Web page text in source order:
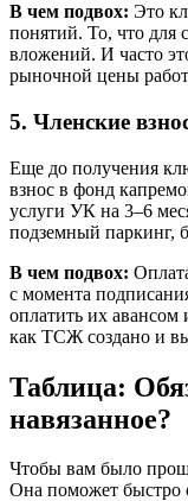
В чем подвох: Это
понятий. То, что для
вложений. И часто
рыночной цены
5. Членские
Еще до получения
взнос в фонд
услуги УК на 3–6
подземный паркинг,
В чем подвох:
с момента
оплатить их
как ТСЖ создано и
Таблица:
навязанное?
Чтобы вам было
Она поможет быстро